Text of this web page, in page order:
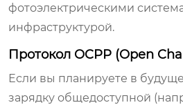
фотоэлектрическими
инфраструктурой.
Протокол OCPP (Open
Если вы планируете в
зарядку общедоступной